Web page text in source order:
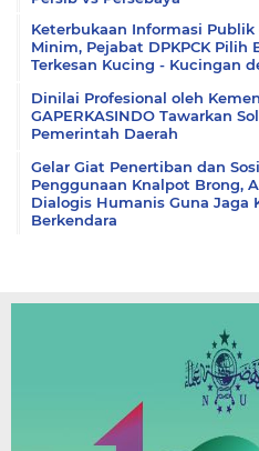
Keterbukaan Informasi Publik
Minim, Pejabat DPKPCK Pilih
Terkesan Kucing - Kucingan
Dinilai Profesional oleh
GAPERKASINDO Tawarkan
Pemerintah Daerah
Gelar Giat Penertiban dan
Penggunaan Knalpot Brong,
Dialogis Humanis Guna Jaga
Berkendara